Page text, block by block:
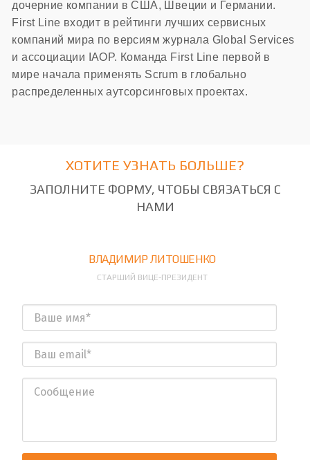
дочерние компании в США, Швеции и Германии.
First Line входит в рейтинги лучших сервисных
компаний мира по версиям журнала Global Services
и ассоциации IAOP. Команда First Line первой в
мире начала применять Scrum в глобально
распределенных аутсорсинговых проектах.
ХОТИТЕ УЗНАТЬ БОЛЬШЕ?
ЗАПОЛНИТЕ ФОРМУ, ЧТОБЫ СВЯЗАТЬСЯ С
НАМИ
ВЛАДИМИР ЛИТОШЕНКО
СТАРШИЙ ВИЦЕ-ПРЕЗИДЕНТ